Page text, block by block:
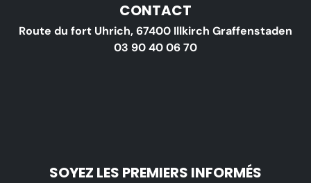
CONTACT
Route du fort Uhrich, 67400 Illkirch Graffenstaden
03 90 40 06 70
SOYEZ LES PREMIERS INFORMÉS